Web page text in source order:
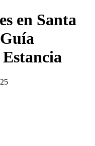
en Santa